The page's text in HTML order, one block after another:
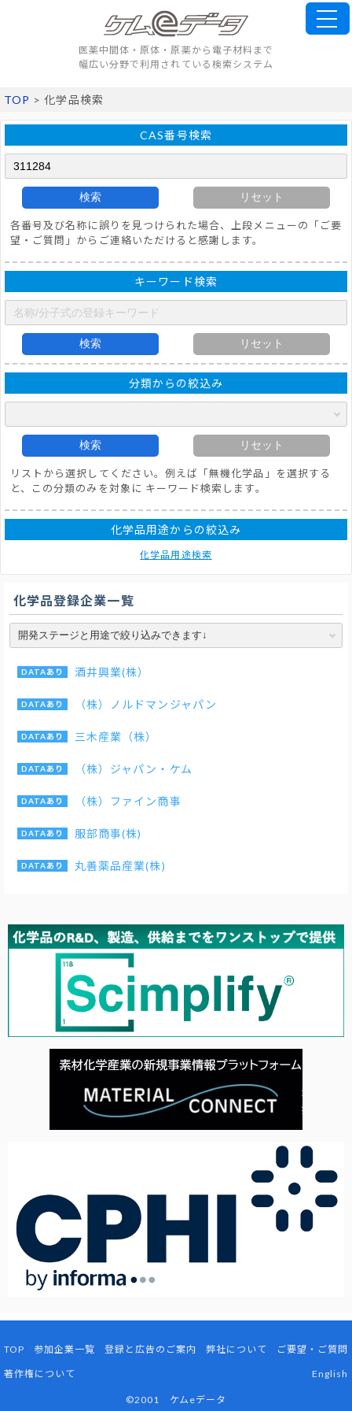
医薬中間体・原体・原薬から電子材料まで
幅広い分野で利用されている検索システム
TOP > 化学品検索
CAS番号検索
検索 リセット
各番号及び名称に誤りを見つけられた場合、上段メニューの「ご要
望・ご質問」からご連絡いただけると感謝します。
キーワード検索
検索 リセット
分類からの絞込み
検索 リセット
リストから選択してください。例えば「無機化学品」を選択する
と、この分類のみを対象に キーワード検索します。
化学品用途からの絞込み
化学品用途検索
化学品登録企業一覧
酒井興業(株）
（株）ノルドマンジャパン
三木産業（株）
（株）ジャパン・ケム
（株）ファイン商事
服部商事(株)
丸善薬品産業(株)
TOP 参加企業一覧 登録と広告のご案内 弊社について ご要望・ご質問
著作権について English
©2001 ケムeデータ